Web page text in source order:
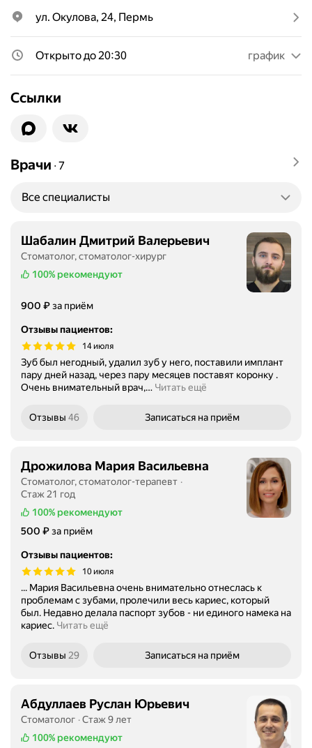
ул. Окулова, 24, Пермь
Открыто до 20:30 график
Ссылки
Врачи ∙ 7
Все специалисты
Шабалин Дмитрий Валерьевич
Стоматолог, стоматолог-хирург
100% рекомендуют
Цена
900 ₽за приём
Отзывы пациентов:
14 июля
Зуб был негодный, удалил зуб у него, поставили имплант
пару дней назад, через пару месяцев поставят коронку .
Очень внимательный врач,… Читать ещё
Отзывы 46 Записаться на приём
Дрожилова Мария Васильевна
Стоматолог, стоматолог-терапевт
Стаж 21 год
100% рекомендуют
Цена
500 ₽за приём
Отзывы пациентов:
10 июля
... Мария Васильевна очень внимательно отнеслась к
проблемам с зубами, пролечили весь кариес, который
был. Недавно делала паспорт зубов - ни единого намека на
кариес. Читать ещё
Отзывы 29 Записаться на приём
Абдуллаев Руслан Юрьевич
Стоматолог
Стаж 9 лет
100% рекомендуют